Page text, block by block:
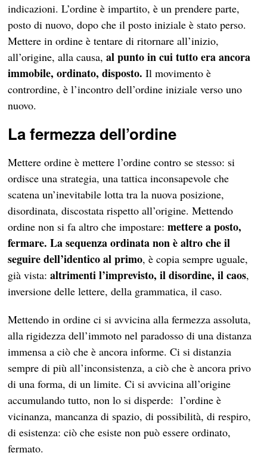
indicazioni. L’ordine è impartito, è un prendere parte,
posto di nuovo, dopo che il posto iniziale è stato perso.
Mettere in ordine è tentare di ritornare all’inizio,
all’origine, alla causa,al punto in cui tutto era ancora
immobile, ordinato, disposto. Il movimento è
contrordine, è l’incontro dell’ordine iniziale verso uno
nuovo.
La fermezza dell’ordine
Mettere ordine è mettere l’ordine contro se stesso: si
ordisce una strategia, una tattica inconsapevole che
scatena un’inevitabile lotta tra la nuova posizione,
disordinata, discostata rispetto all’origine. Mettendo
ordine non si fa altro che impostare:mettere a posto,
fermare. La sequenza ordinata non è altro che il
seguire dell’identico al primo, è copia sempre uguale,
già vista:altrimenti l’imprevisto, il disordine, il caos,
inversione delle lettere, della grammatica, il caso.
Mettendo in ordine ci si avvicina alla fermezza assoluta,
alla rigidezza dell’immoto nel paradosso di una distanza
immensa a ciò che è ancora informe. Ci si distanzia
sempre di più all’inconsistenza, a ciò che è ancora privo
di una forma, di un limite. Ci si avvicina all’origine
accumulando tutto, non lo si disperde: l’ordine è
vicinanza, mancanza di spazio, di possibilità, di respiro,
di esistenza: ciò che esiste non può essere ordinato,
fermato.